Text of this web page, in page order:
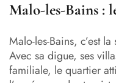
Malo-les-Bains :
Malo-les-Bains, c’est
Avec sa digue, ses
familiale, le quartier